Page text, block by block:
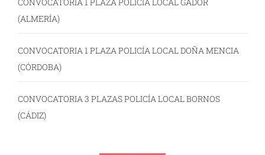
(ALMERÍA)
CONVOCATORIA 1 PLAZA POLICÍA LOCAL DOÑA MENCIA
(CÓRDOBA)
CONVOCATORIA 3 PLAZAS POLICÍA LOCAL BORNOS
(CÁDIZ)